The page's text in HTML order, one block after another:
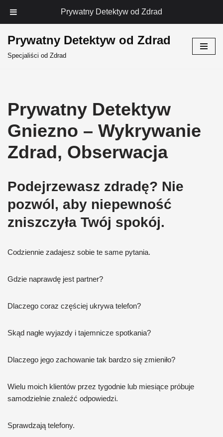
Prywatny Detektyw od Zdrad
Prywatny Detektyw od Zdrad
Specjaliści od Zdrad
Prywatny Detektyw
Gniezno – Wykrywanie
Zdrad, Obserwacja
Podejrzewasz zdradę? Nie
pozwól, aby niepewność
zniszczyła Twój spokój.
Codziennie zadajesz sobie te same pytania.
Gdzie naprawdę jest partner?
Dlaczego coraz częściej ukrywa telefon?
Skąd nagłe wyjazdy i tajemnicze spotkania?
Dlaczego jego zachowanie tak bardzo się zmieniło?
Wielu moich klientów przez tygodnie lub miesiące próbuje
samodzielnie znaleźć odpowiedzi.
Sprawdzają telefony.